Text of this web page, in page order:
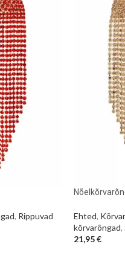
, Rippuvad Ehted,
kõrvarõngad,
21,95€